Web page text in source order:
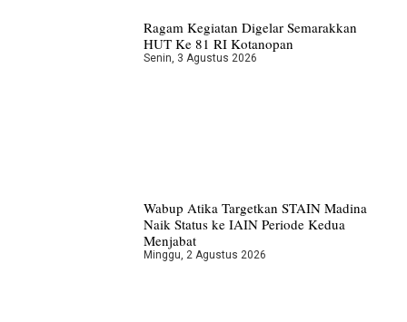
Ragam Kegiatan Digelar Semarakkan
HUT Ke 81 RI Kotanopan
Senin, 3 Agustus 2026
Wabup Atika Targetkan STAIN Madina
Naik Status ke IAIN Periode Kedua
Menjabat
Minggu, 2 Agustus 2026